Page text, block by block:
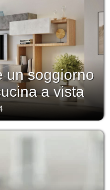
un soggiorno
a vista